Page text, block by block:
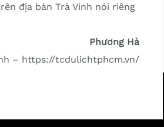
địa bàn Trà Vinh nói riêng
Phương Hà
– https://tcdulichtphcm.vn/